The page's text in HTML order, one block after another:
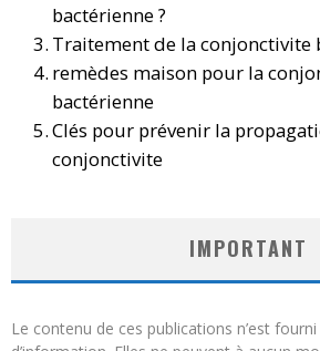
bactérienne ?
Traitement de la conjonctivite
remèdes maison pour la
bactérienne
Clés pour prévenir la
conjonctivite
IMPORTANT
Le contenu de ces publications n’est fourni